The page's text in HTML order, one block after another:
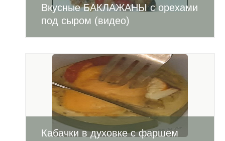
Вкусные БАКЛАЖАНЫ с орехами
под сыром (видео)
Кабачки в духовке с фаршем